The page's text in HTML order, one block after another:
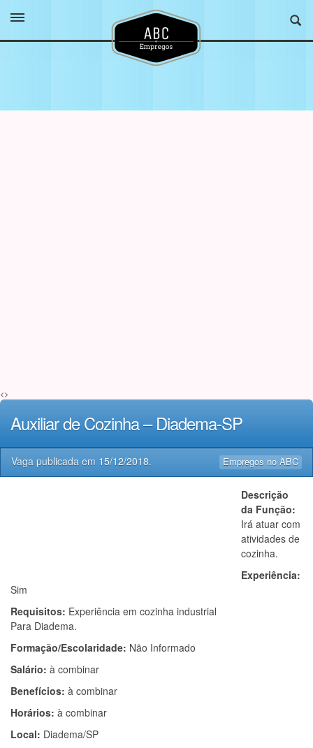
<>
Auxiliar de Cozinha – Diadema-SP
Empregos no ABC
Vaga publicada em 15/12/2018.
Descrição
da Função:
Irá atuar com
atividades de
cozinha.
Experiência:
Sim
Requisitos: Experiência em cozinha industrial
Para Diadema.
Formação/Escolaridade: Não Informado
Salário: à combinar
Benefícios: à combinar
Horários: à combinar
Local: Diadema/SP